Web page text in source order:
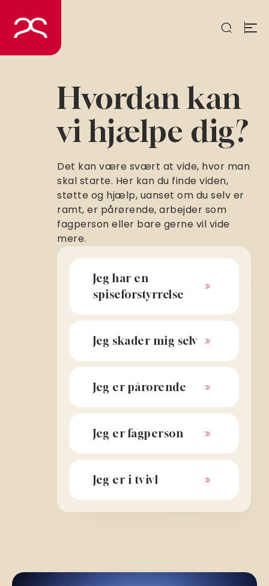
indhold
Hvordan kan
vi hjælpe dig?
Det kan være svært at vide, hvor man
skal starte. Her kan du finde viden,
støtte og hjælp, uanset om du selv er
ramt, er pårørende, arbejder som
fagperson eller bare gerne vil vide
mere.
Jeg har en
spiseforstyrrelse
Jeg skader mig selv
Jeg er pårørende
Jeg er fagperson
Jeg er i tvivl